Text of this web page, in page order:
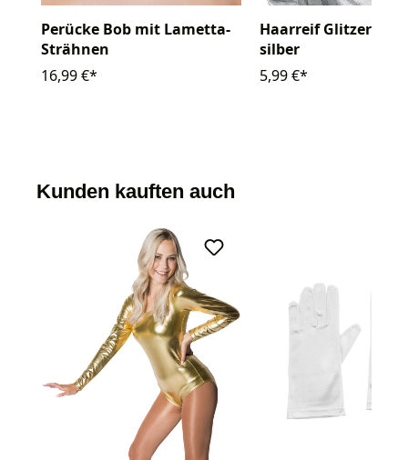
Perücke Bob mit Lametta-
Strähnen
16,99 €*
Haarreif
silber
5,99 €*
Kunden kauften auch